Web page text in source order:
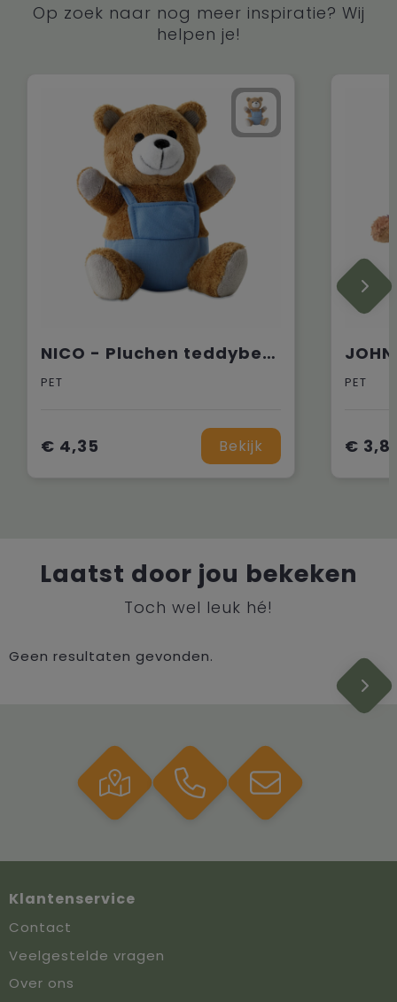
Op zoek naar nog meer inspiratie? Wij
helpen je!
NICO - Pluchen teddybeer
PET
€ 4,35 Bekijk
PET
€
Laatst door jou bekeken
Toch wel leuk hé!
Geen resultaten gevonden.
Klantenservice
Contact
Veelgestelde vragen
Over ons